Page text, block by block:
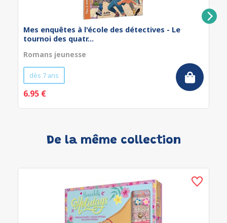
Mes enquêtes à l'école des détectives - Le
tournoi des quatr...
Romans jeunesse
dès 7 ans
6.95 €
De la même collection